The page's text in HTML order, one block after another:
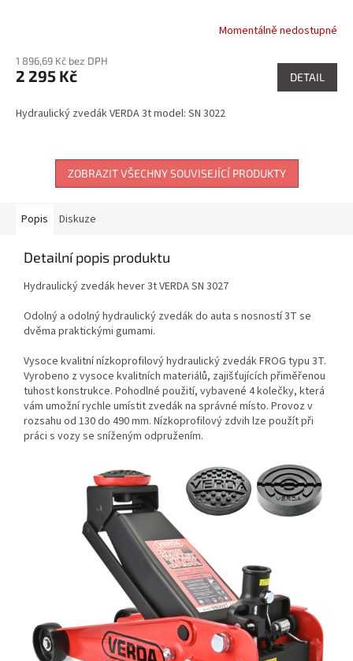
Momentálně nedostupné
1 896,69 Kč bez DPH
2 295 Kč DETAIL
Hydraulický zvedák VERDA 3t model: SN 3022
ZOBRAZIT VŠECHNY SOUVISEJÍCÍ PRODUKTY
Popis Diskuze
Detailní popis produktu
Hydraulický zvedák hever 3t VERDA SN 3027
Odolný a odolný hydraulický zvedák do auta s nosností 3T se
dvěma praktickými gumami.
Vysoce kvalitní nízkoprofilový hydraulický zvedák FROG typu 3T.
Vyrobeno z vysoce kvalitních materiálů, zajišťujících přiměřenou
tuhost konstrukce. Pohodlné použití, vybavené 4 kolečky, která
vám umožní rychle umístit zvedák na správné místo. Provoz v
rozsahu od 130 do 490 mm. Nízkoprofilový zdvih lze použít při
práci s vozy se sníženým odpružením.